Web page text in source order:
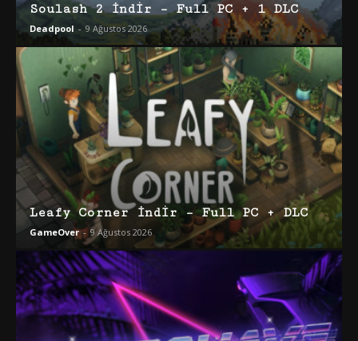
Soulash 2 İndir – Full PC + 1 DLC
Deadpool - 9 Ağustos 2026
Leafy Corner İndir – Full PC + DLC
GameOver - 9 Ağustos 2026